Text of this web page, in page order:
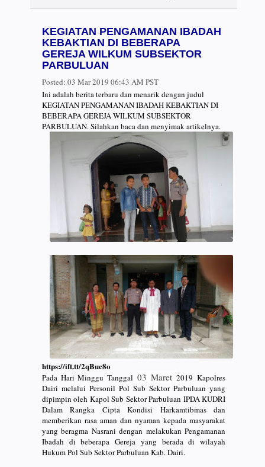
KEGIATAN PENGAMANAN IBADAH
KEBAKTIAN DI BEBERAPA
GEREJA WILKUM SUBSEKTOR
PARBULUAN
Posted: 03 Mar 2019 06:43 AM PST
Ini adalah berita terbaru dan menarik dengan judul
KEGIATAN PENGAMANAN IBADAH KEBAKTIAN DI
BEBERAPA GEREJA WILKUM SUBSEKTOR
PARBULUAN. Silahkan baca dan menyimak artikelnya.
https://ift.tt/2qBuc8o
Pada Hari Minggu Tanggal 03 Maret2019 Kapolres
Dairi melalui Personil Pol Sub Sektor Parbuluan yang
dipimpin oleh Kapol Sub Sektor Parbuluan IPDA KUDRI
Dalam Rangka Cipta Kondisi Harkamtibmas dan
memberikan rasa aman dan nyaman kepada masyarakat
yang beragma Nasrani dengan melakukan Pengamanan
Ibadah di beberapa Gereja yang berada di wilayah
Hukum Pol Sub Sektor Parbuluan Kab. Dairi.